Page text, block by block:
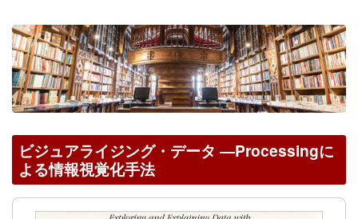
ビジュアライジング・データ ―Processingに
よる情報視覚化手法